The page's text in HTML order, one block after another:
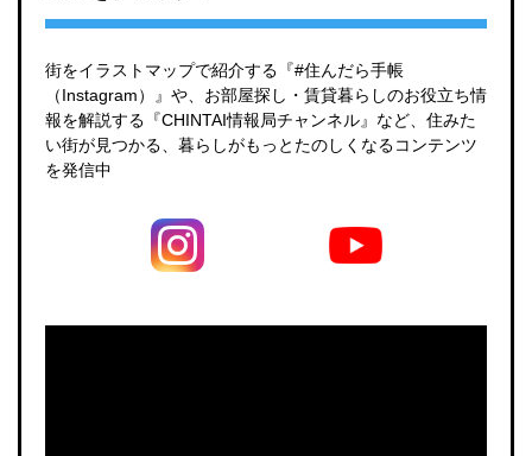
街をイラストマップで紹介する『#住んだら手帳
（Instagram）』や、お部屋探し・賃貸暮らしのお役立ち情
報を解説する『CHINTAI情報局チャンネル』など、住みた
い街が見つかる、暮らしがもっとたのしくなるコンテンツ
を発信中